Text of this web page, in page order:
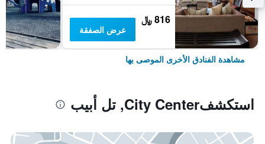
816 ﷼
عرض الصفقة
مشاهدة الفنادق الأخرى الموصى بها
استكشفCity Center, تل أبيب